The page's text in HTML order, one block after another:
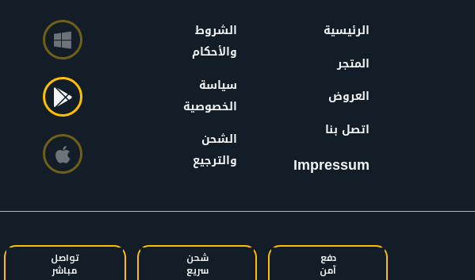
الرئيسية
المتجر
العروض
اتصل بنا
Impressum
الشروط
والأحكام
سياسة
الخصوصية
الشحن
والترجيع
دفع
آمن
شحن
سريع
تواصل
مباشر